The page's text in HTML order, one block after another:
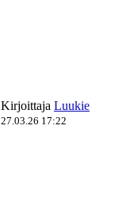
Kirjoittaja Luukie
27.03.26 17:22